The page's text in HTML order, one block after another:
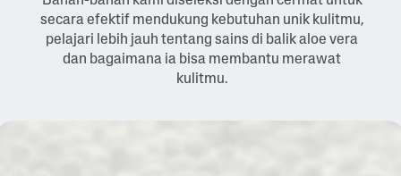
secara efektif mendukung kebutuhan unik kulitmu,
pelajari lebih jauh tentang sains di balik aloe vera
dan bagaimana ia bisa membantu merawat
kulitmu.